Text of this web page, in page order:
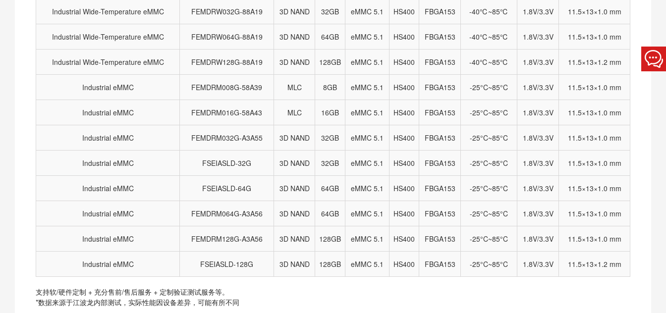
Industrial Wide-Temperature eMMC FEMDRW032G-88A19 3D NAND 32GB eMMC 5.1 HS400 FBGA153 -40℃~85℃ 1.8V/3.3V 11.5×13×1.0 mm
Industrial Wide-Temperature eMMC FEMDRW064G-88A19 3D NAND 64GB eMMC 5.1 HS400 FBGA153 -40℃~85℃ 1.8V/3.3V 11.5×13×1.0 mm
Industrial Wide-Temperature eMMC FEMDRW128G-88A19 3D NAND 128GB eMMC 5.1 HS400 FBGA153 -40℃~85℃ 1.8V/3.3V 11.5×13×1.2 mm
Industrial eMMC FEMDRM008G-58A39 MLC 8GB eMMC 5.1 HS400 FBGA153 -25°C~85°C 1.8V/3.3V 11.5×13×1.0 mm
Industrial eMMC FEMDRM016G-58A43 MLC 16GB eMMC 5.1 HS400 FBGA153 -25°C~85°C 1.8V/3.3V 11.5×13×1.0 mm
Industrial eMMC FEMDRM032G-A3A55 3D NAND 32GB eMMC 5.1 HS400 FBGA153 -25°C~85°C 1.8V/3.3V 11.5×13×1.0 mm
Industrial eMMC FSEIASLD-32G 3D NAND 32GB eMMC 5.1 HS400 FBGA153 -25°C~85°C 1.8V/3.3V 11.5×13×1.0 mm
Industrial eMMC FSEIASLD-64G 3D NAND 64GB eMMC 5.1 HS400 FBGA153 -25°C~85°C 1.8V/3.3V 11.5×13×1.0 mm
Industrial eMMC FEMDRM064G-A3A56 3D NAND 64GB eMMC 5.1 HS400 FBGA153 -25°C~85°C 1.8V/3.3V 11.5×13×1.0 mm
Industrial eMMC FEMDRM128G-A3A56 3D NAND 128GB eMMC 5.1 HS400 FBGA153 -25°C~85°C 1.8V/3.3V 11.5×13×1.0 mm
Industrial eMMC FSEIASLD-128G 3D NAND 128GB eMMC 5.1 HS400 FBGA153 -25°C~85°C 1.8V/3.3V 11.5×13×1.2 mm
支持软/硬件定制 + 充分售前/售后服务 + 定制验证测试服务等。
*数据来源于江波龙内部测试，实际性能因设备差异，可能有所不同